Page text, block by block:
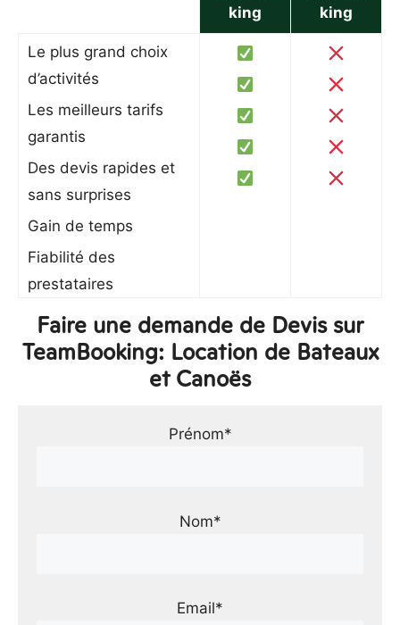
king
king
Le plus grand choix
d’activités
Les meilleurs tarifs
garantis
Des devis rapides et
sans surprises
Gain de temps
Fiabilité des
prestataires
Faire une demande de Devis sur
TeamBooking: Location de Bateaux
et Canoës
Prénom*
Nom*
Email*